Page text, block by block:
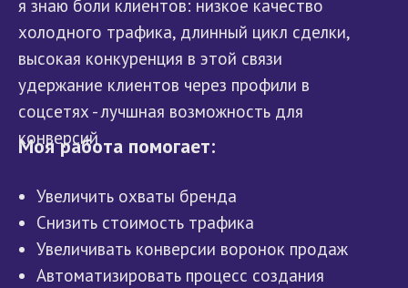
я знаю боли клиентов: низкое качество
холодного трафика, длинный цикл сделки,
высокая конкуренция в этой связи
удержание клиентов через профили в
соцсетях - лучшная возможность для
конверсий
Увеличить охваты бренда
Снизить стоимость трафика
Увеличивать конверсии воронок продаж
Автоматизировать процесс создания
Моя работа помогает: